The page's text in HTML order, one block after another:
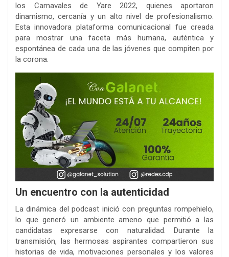
los Carnavales de Yare 2022, quienes aportaron
dinamismo, cercanía y un alto nivel de profesionalismo.
Esta innovadora plataforma comunicacional fue creada
para mostrar una faceta más humana, auténtica y
espontánea de cada una de las jóvenes que compiten por
la corona.
Un encuentro con la autenticidad
La dinámica del podcast inició con preguntas rompehielo,
lo que generó un ambiente ameno que permitió a las
candidatas expresarse con naturalidad. Durante la
transmisión, las hermosas aspirantes compartieron sus
historias de vida, motivaciones personales y los valores